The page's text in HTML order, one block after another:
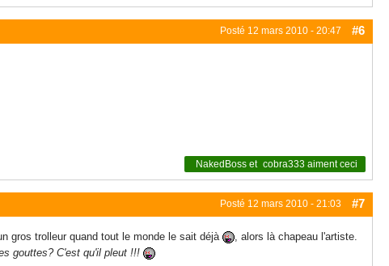
Posté 12 mars 2010 - 20:47 #6
NakedBoss et cobra333 aiment ceci
Posté 12 mars 2010 - 21:03 #7
gros trolleur quand tout le monde le sait déjà
, alors là chapeau l'artiste.
gouttes? C'est qu'il pleut !!!